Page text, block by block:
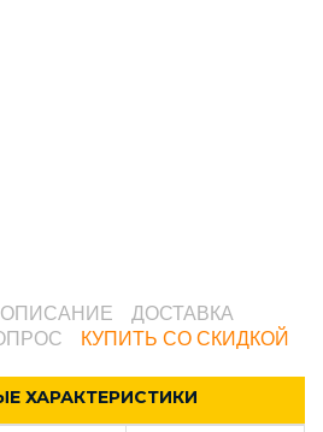
ОПИСАНИЕ
ДОСТАВКА
КУПИТЬ СО СКИДКОЙ
ХАРАКТЕРИСТИКИ